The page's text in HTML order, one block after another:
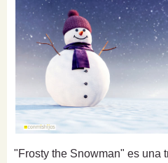
"Frosty the Snowman" es una